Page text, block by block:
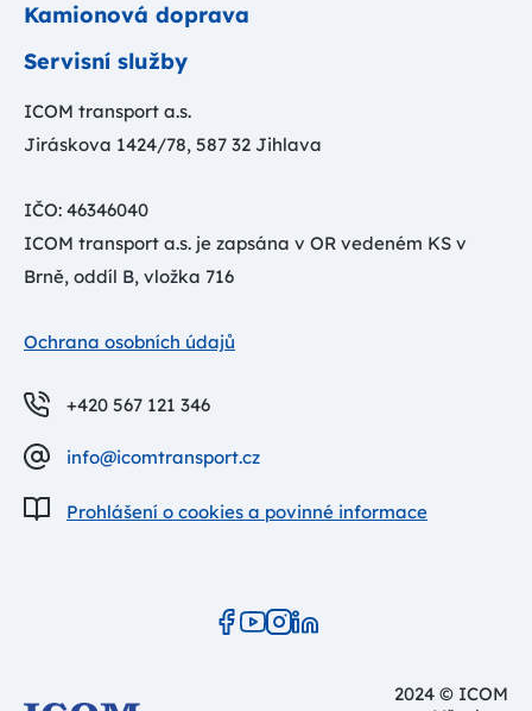
Kamionová doprava
Servisní služby
ICOM transport a.s.
Jiráskova 1424/78, 587 32 Jihlava
IČO: 46346040
ICOM transport a.s. je zapsána v OR vedeném KS v
Brně, oddíl B, vložka 716
Ochrana osobních údajů
+420 567 121 346
info@icomtransport.cz
Prohlášení o cookies a povinné informace
2024 © ICOM